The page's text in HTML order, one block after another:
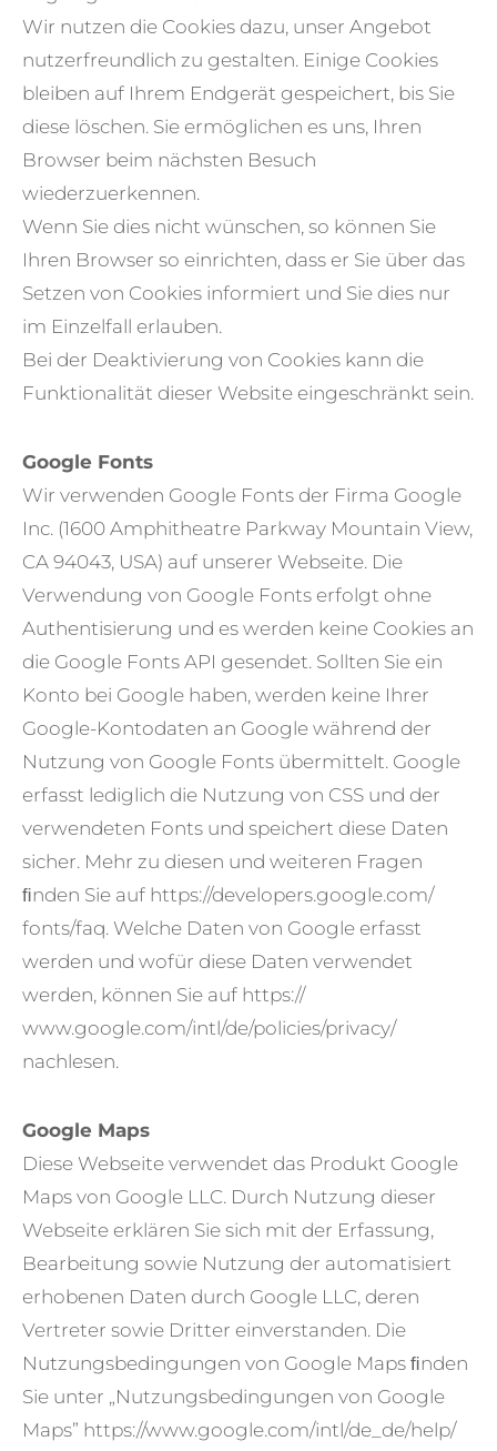
Wir nutzen die Cookies dazu, unser Angebot
nutzerfreundlich zu gestalten. Einige Cookies
bleiben auf Ihrem Endgerät gespeichert, bis Sie
diese löschen. Sie ermöglichen es uns, Ihren
Browser beim nächsten Besuch
wiederzuerkennen.
Wenn Sie dies nicht wünschen, so können Sie
Ihren Browser so einrichten, dass er Sie über das
Setzen von Cookies informiert und Sie dies nur
im Einzelfall erlauben.
Bei der Deaktivierung von Cookies kann die
Funktionalität dieser Website eingeschränkt sein.
Google Fonts
Wir verwenden Google Fonts der Firma Google
Inc. (1600 Amphitheatre Parkway Mountain View,
CA 94043, USA) auf unserer Webseite. Die
Verwendung von Google Fonts erfolgt ohne
Authentisierung und es werden keine Cookies an
die Google Fonts API gesendet. Sollten Sie ein
Konto bei Google haben, werden keine Ihrer
Google-Kontodaten an Google während der
Nutzung von Google Fonts übermittelt. Google
erfasst lediglich die Nutzung von CSS und der
verwendeten Fonts und speichert diese Daten
sicher. Mehr zu diesen und weiteren Fragen
ﬁnden Sie auf https://developers.google.com/
fonts/faq. Welche Daten von Google erfasst
werden und wofür diese Daten verwendet
werden, können Sie auf https://
www.google.com/intl/de/policies/privacy/
nachlesen.
Google Maps
Diese Webseite verwendet das Produkt Google
Maps von Google LLC. Durch Nutzung dieser
Webseite erklären Sie sich mit der Erfassung,
Bearbeitung sowie Nutzung der automatisiert
erhobenen Daten durch Google LLC, deren
Vertreter sowie Dritter einverstanden. Die
Nutzungsbedingungen von Google Maps ﬁnden
Sie unter „Nutzungsbedingungen von Google
Maps” https://www.google.com/intl/de_de/help/